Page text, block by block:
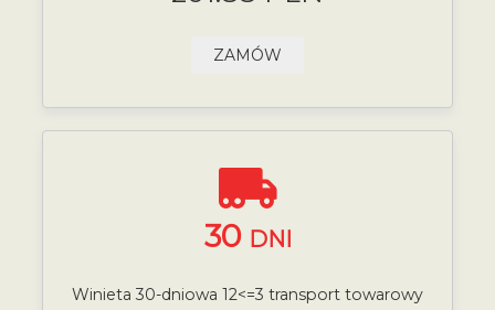
ZAMÓW
30 DNI
Winieta 30-dniowa 12<=3 transport towarowy